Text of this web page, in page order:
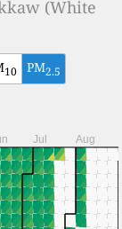
(White
10 PM2.5
Jul Aug